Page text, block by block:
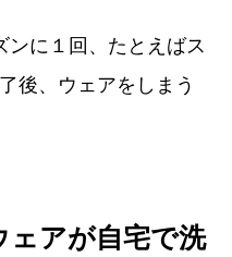
ンに１回、たとえばス
後、ウェアをしまう
ェアが自宅で洗